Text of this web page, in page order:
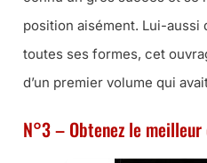
position aisément. Lui-aussi
toutes ses formes, cet
d’un premier volume qui
N°3 – Obtenez le